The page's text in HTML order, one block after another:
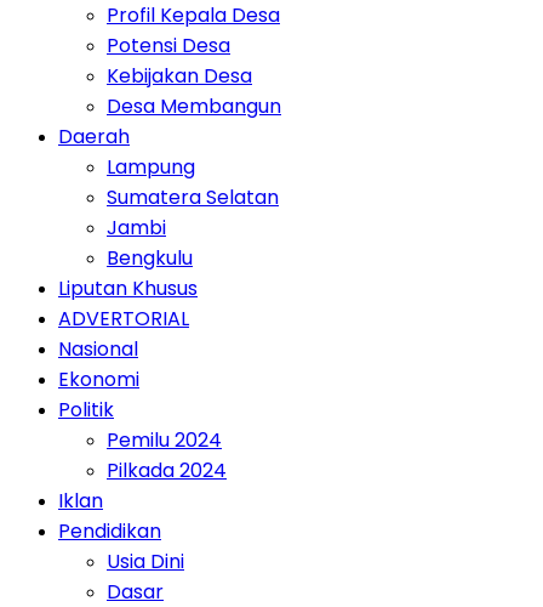
Profil Kepala Desa
Potensi Desa
Kebijakan Desa
Desa Membangun
Daerah
Lampung
Sumatera Selatan
Jambi
Bengkulu
Liputan Khusus
ADVERTORIAL
Nasional
Ekonomi
Politik
Pemilu 2024
Pilkada 2024
Iklan
Pendidikan
Usia Dini
Dasar